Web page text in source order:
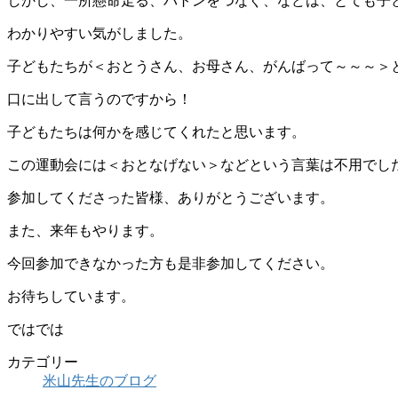
わかりやすい気がしました。
子どもたちが＜おとうさん、お母さん、がんばって～～～＞
口に出して言うのですから！
子どもたちは何かを感じてくれたと思います。
この運動会には＜おとなげない＞などという言葉は不用でし
参加してくださった皆様、ありがとうございます。
また、来年もやります。
今回参加できなかった方も是非参加してください。
お待ちしています。
ではでは
カテゴリー
米山先生のブログ